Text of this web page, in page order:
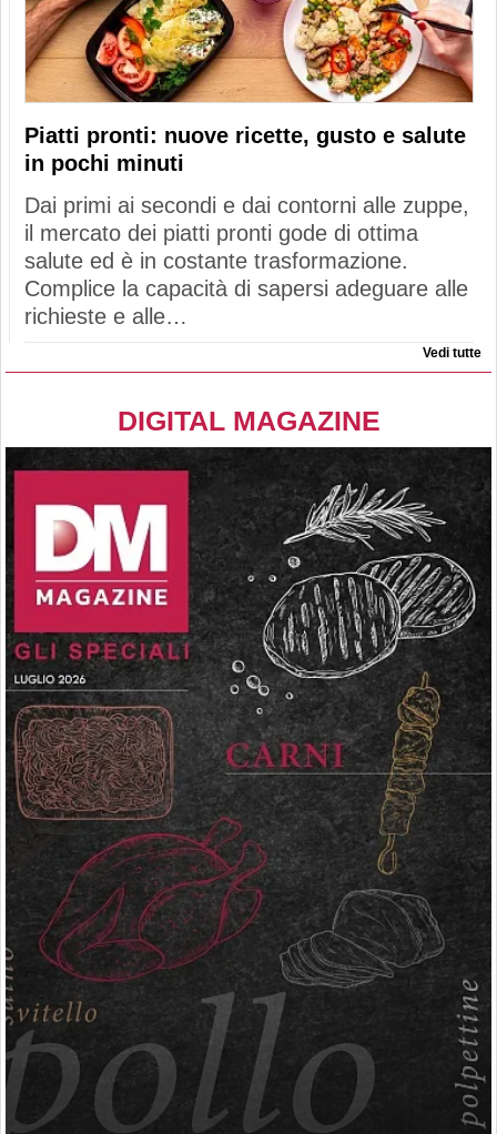
Piatti pronti: nuove ricette, gusto e salute
in pochi minuti
Dai primi ai secondi e dai contorni alle zuppe,
il mercato dei piatti pronti gode di ottima
salute ed è in costante trasformazione.
Complice la capacità di sapersi adeguare alle
richieste e alle…
Vedi tutte
DIGITAL MAGAZINE